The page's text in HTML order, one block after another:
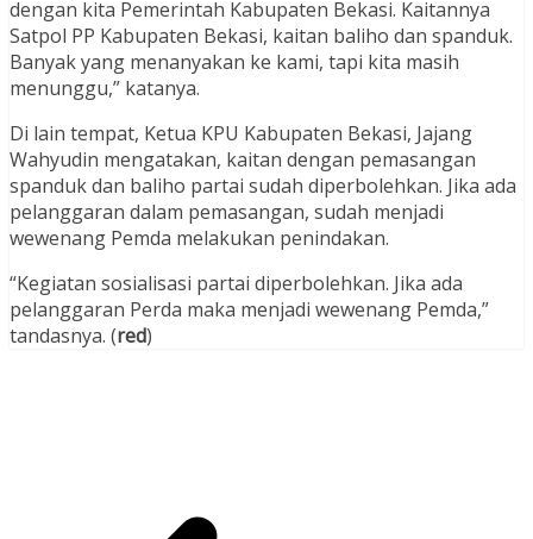
dengan kita Pemerintah Kabupaten Bekasi. Kaitannya
Satpol PP Kabupaten Bekasi, kaitan baliho dan spanduk.
Banyak yang menanyakan ke kami, tapi kita masih
menunggu,” katanya.
Di lain tempat, Ketua KPU Kabupaten Bekasi, Jajang
Wahyudin mengatakan, kaitan dengan pemasangan
spanduk dan baliho partai sudah diperbolehkan. Jika ada
pelanggaran dalam pemasangan, sudah menjadi
wewenang Pemda melakukan penindakan.
“Kegiatan sosialisasi partai diperbolehkan. Jika ada
pelanggaran Perda maka menjadi wewenang Pemda,”
tandasnya. (red)